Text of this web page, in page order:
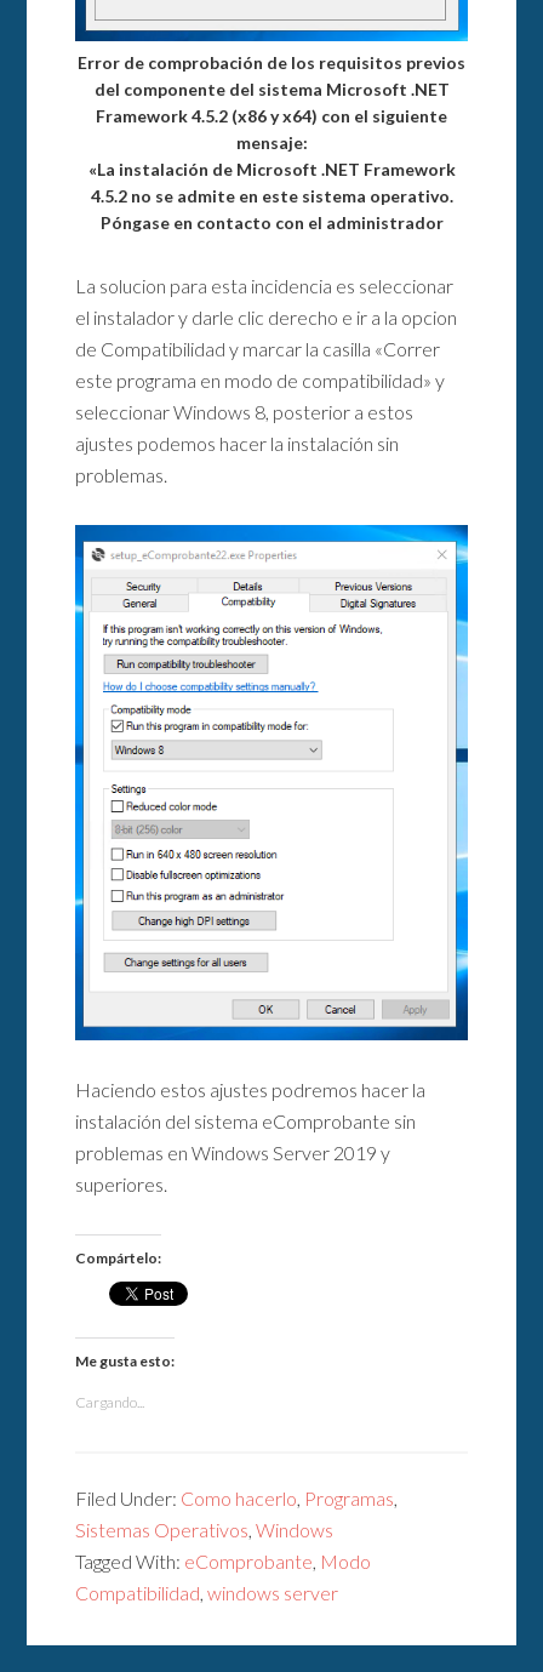
Error de comprobación de los requisitos previos
del componente del sistema Microsoft .NET
Framework 4.5.2 (x86 y x64) con el siguiente
mensaje:
«La instalación de Microsoft .NET Framework
4.5.2 no se admite en este sistema operativo.
Póngase en contacto con el administrador
La solucion para esta incidencia es seleccionar
el instalador y darle clic derecho e ir a la opcion
de Compatibilidad y marcar la casilla «Correr
este programa en modo de compatibilidad» y
seleccionar Windows 8, posterior a estos
ajustes podemos hacer la instalación sin
problemas.
Haciendo estos ajustes podremos hacer la
instalación del sistema eComprobante sin
problemas en Windows Server 2019 y
superiores.
Compártelo:
Me gusta esto:
Cargando...
Filed Under: Como hacerlo Programas
Sistemas Operativos ,Windows
Tagged With: eComprobante Modo
Compatibilidad ,windows server